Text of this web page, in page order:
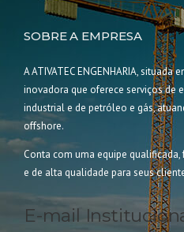
SOBRE A EMPRESA
A ATIVATEC ENGENHARIA, situada
inovadora que oferece serviços de
industrial e de petróleo e gás,
offshore.
Conta com uma equipe
e de alta qualidade para seus
E-mail